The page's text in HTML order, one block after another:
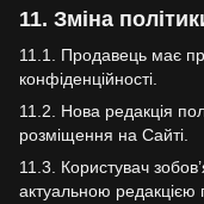
11. Зміна
11.1. Продавець має
конфіденційності.
11.2. Нова редакція
розміщення на Сайті.
11.3. Користувач
актуальною редакцією